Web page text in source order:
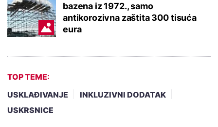
bazena iz 1972., samo
antikorozivna zaštita 300 tisuća
eura
TOP TEME:
USKLAĐIVANJE
INKLUZIVNI DODATAK
USKRSNICE